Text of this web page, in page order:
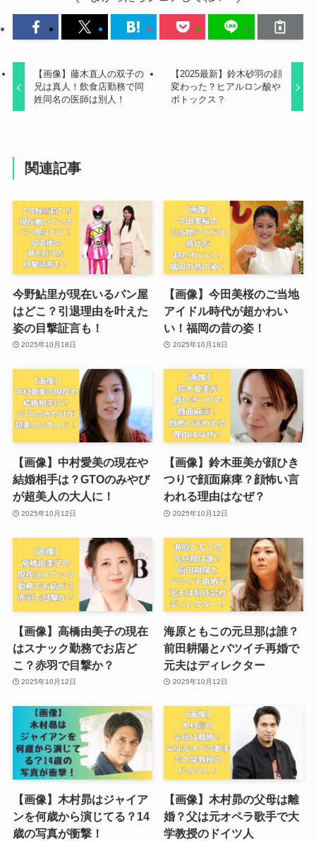
【画像】藤木直人の双子の
兄は真人！飲食店勤務で同
姓同名の医師は別人！
【2025最新】鈴木砂羽の顔
変わった？ヒアルロン酸や
ボトックス？
関連記事
今野鮎里が現在いるパン屋
はどこ？引退理由を叶えた
姿の目撃証言も！
2025年10月18日
【画像】今田美桜のご当地
アイドル時代が超かわい
い！福岡の昔の姿！
2025年10月18日
【画像】中村愛美の現在や
結婚相手は？GTOのみやび
が超美人の大人に！
2025年10月12日
【画像】鈴木亜美が顔ひき
つりで顔面麻痺？顔怖い言
われる理由はなぜ？
2025年10月12日
【画像】高橋由美子の現在
はスナック勤務でお店ど
こ？赤羽で目撃か？
2025年10月12日
海原ともこの元旦那は誰？
前田耕陽とバツイチ再婚で
元夫はディレクター
2025年10月12日
【画像】木村昴はジャイア
ンを何歳から演じてる？14
歳の写真が衝撃！
【画像】木村昴の父母は離
婚？父は元オペラ歌手で大
学教授のドイツ人